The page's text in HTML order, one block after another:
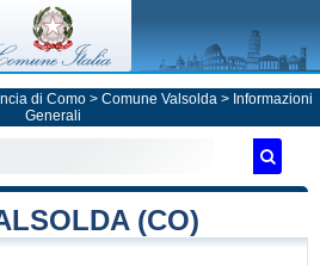
di Como> Comune Valsolda> Informazioni
Generali
(CO)